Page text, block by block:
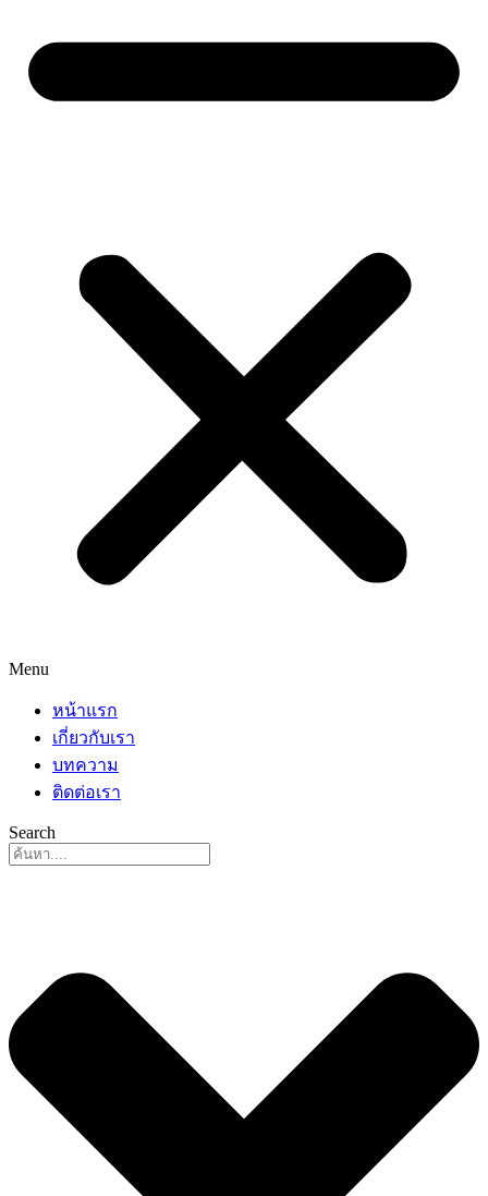
Menu
หน้าแรก
เกี่ยวกับเรา
บทความ
ติดต่อเรา
Search